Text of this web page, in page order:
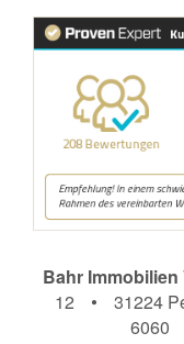
Bahr
12 • 31224
6060